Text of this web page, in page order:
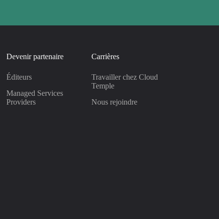
Devenir partenaire
Éditeurs
Managed Services
Providers
Carrières
Travailler chez Cloud
Temple
Nous rejoindre